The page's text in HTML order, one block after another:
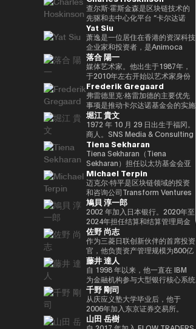
竞选第三个任期进步党代表选举。
他被任命为该党代理秘书长，在平
成29年（2017年）的第48届众议
院选举中获得82,345张选票，并
当选第四任期（由香川县第二区希
望党正式批准），并竞选希望党联
合代表选举。希望党代表（11
月-）平成30年（2018年）全国民
主党联合代表（5月至9月）全国
民主党代表（9月〜）新国民民主
党通过令和2（2020）支部党成立
并成为代表（9月）（9月），在
令和3（2021）第49届众议院选
举的第49届众议院选举中获得
94,530张选票，当选为众议员到
目前为止，第 5 学期
2025.05.01。8月财政部（现为财
务部）在职1997/7至1999/6借调
至外务省（中东第一司）
20007/2001/6 金融厅证券交易监
督委员会 2001/7 至 2002/6 国税
厅大阪国税局总务科科长 2002/7
至 2005/6（负责特别任务的部长
官专家）2005/7 至 2005/8 财政
部首席审计局
责信息技术）大臣、国土、基础设
施、运输和旅游、内阁常务委员会
主席等职务，并以自民党信息技术
战略和特别任务委员会主席的身份
领导自民党的信息技术政策。平成
30/10年第四届安倍改组内阁中任
命了信息技术大臣和负责特殊任务
（科学和技术/知识产权战略/酷日
本战略/太空政策）的部长。负责
数字改革的部长在Reiwa 2的须贺
内阁中就职。第一任数字事务部长
在Reiwa 3就职。现任自民党公共
关系部主任兼数字社会促进部经
理。
と共同事業を行う。報道・討論・
お笑い・アート・ファッションな
ど多様な動画や雑誌の企画や出演
にも関わる。著書『22世紀の資
本主義：やがてお金は絶滅する』
『22世紀の民主主義：選挙はア
ルゴリズムになり、政治家はネコ
になる』、番組「成田悠輔と愛す
べき非生産性の世界」「夜明け前
のPLAYERS」「成田悠輔の聞か
れちゃいけない話」「walk」
「書く気がおきない」など。
DAOTRON的创始人，以及全球
最大的加密货币交易所之一HTX的
顾问。 他也被称为阿里巴巴创始
人马云培育的人，成为 2025/4 年
全球数字资产行业最著名和最有影
响力的人物之一，登上了《福布
斯》杂志的封面。 此外，它在国
际上获得了高度赞誉，例如多次入
选福布斯 “30岁以下30人（消费技
术部门）”。 2025/8 年，我登上
了 “蓝色起源 NS-34” 任务，并作
为世界上第 712 位宇航员前往太
空。 他的兴趣涵盖科技、投资、
艺术、慈善、游戏和太空探索。
查尔斯·霍斯金森是区块链技术的
先驱和去中心化平台 “卡尔达诺
（卡尔达诺）” 的创始人。他最初
是以太坊的联合创始人之一，在数
学逻辑和密码学方面有着深厚的背
景。卡尔达诺的特点是在学术研究
和同行评审的基础上开发的，旨在
促进金融普惠和智能合约。目前，
他以输入输出全球（IOG）首席执
行官的身份领导卡尔达诺的技术开
发。
Yat Siu
萧逸是一位居住在香港的资深科技
企业家和投资者，是Animoca
Brands的联合创始人兼执行主
席。Animoca Brands是区块链和
游戏领域的全球领导者，其使命是
为全球游戏玩家和互联网用户提供
数字产权。通过这样做，我们的目
标是实现一个更公平的数字框架，
这将有助于建立新的资产类别、边
玩边赚的经济和开放的元宇宙。
Yat 于 1990 年在德国雅达利开始
了他的职业生涯。1995年，他移
居香港，创立了香港
Cybercity/Freenation，这是亚
洲第一个免费网页和免费电子邮件
服务提供商。1998 年，他创立了
Outblaze，该公司被公认为多语
言白标网络服务的先驱。
Outblaze的消息业务于2009年被
出售给了IBM，然后Outblaze转
变为孵化器，旨在促进在数字娱乐
领域开发服务和产品的项目和公
司。Animoca Brands就是这样一
家孵化公司，它成立于2014年。
2017 年，我们建立了道尔顿学习
实验室，这是一个课后数字实验
室，旨在培养发散思维和设计思维
等技能，而这些技能在传统教育体
系中并不受到重视。他还是
ThinkBlaze的创始人，
落合 陽一
媒体艺术家。他出生于1987年，
于2010年左右开始以艺术家身份
工作。她的作品以物化、转型和对
边界地区群众的钦佩为主题。筑波
大学/东京大学副教授，2025年日
本国际博览会（大阪/关西世博
会）主题项目制作人。写真集《渴
望弥撒（2019年阿曼那）》和
NFT作品《波浪的再数字化
（2021年基金会）》等获得了
2016年PrixarElectronica荣誉
奖、欧盟的StartsPrize和2019年
SXSWCreative
ExperienceArrowardsCreative
ExperienceArrowards。《阿波
罗》杂志40岁以下40位艺术与科
技，亚洲数字艺术奖卓越奖，以及
日本媒体艺术节艺术部评审委员会
推荐的许多作品。
Frederik Gregaard
弗雷德里克·格雷加德的主要优先
事项是推动卡尔达诺基金会的实施
战略，领导每项使命的整合和执
行，并实现快速价值创造，以使用
卡尔达诺实现包容性和公平的增
长。在加入基金会之前，他在瑞士
和斯堪的纳维亚国家工作了17年
以上，在专业服务和金融行业工
作，专注于资本市场、数字资产管
理、私人银行和交易基础设施。
堀江 貴文
1972 年 10 月 29 日出生于福冈。
商人。SNS Media & Consulting
Co., Ltd. 的创始人目前，他们活
跃于火箭开发、应用生产以及作为
预防医学促进协会对人们进行预防
医学教育等各个领域。会员制在线
沙龙 “堀江隆文创新大学（HIU）”
正在开发各种项目，拥有近700名
会员。
http://salon.horiemon.com 这
本书《如果你花钱，就用它来保护
自己的身体》。“CHATGPT 与
“没有未来工作的人”、“2035 年日
本堀右卫门在 10 年后对未来的完
整预测” 等
Tiena Sekharan
Tiena Sekharan（Tiena
Sekharan）担任以太坊基金会亚
太地区（APAC）地区机构负责
人，并通过促进企业领域的采用来
领导以太坊生态系统的发展。他的
职业生涯始于传统金融行业，曾担
任雷曼兄弟、法国巴黎银行和摩根
大通等重要职位。在加入以太坊基
金会之前，我属于摩根大通的区块
链部门KineXYS，负责推广摩根大
通硬币和代币化存款等产品。
Michael Terpin
迈克尔·特平是区块链领域的投资
和咨询公司Transform Ventures
的创始人兼首席执行官，同时也是
Supercycle Genesis Partners,
LP的首席执行官兼首席投资官
（CIO）。该基金是世界上第一个
专门研究比特币的算法加密资产对
冲基金，它建立了一个投资假设，
即比特币每个周期都以高价出售，
并以最低价格回购更多比特币。
Turpin是一位经验丰富的高管，作
为连续创业者和投资者活跃了超过
35年，并成功退出多次。基于这
一往绩，成立了位于波多黎各的家
族办公室Transform Capital。他
鳩貝 淳一郎
2002 年加入日本银行。2020年至
2024年担任结算和结算管理局金
融科技小组负责人。2024-2025
年，金融科技中心副主任兼数字货
币验证组负责人。他从 2025/7 年
起被借调，目前担任现任职务。自
2025/4以来，他一直是东京大学
经济学研究生院CARF的受邀研究
员。翻译内容包括 “比特币和区块
链：支持加密货币的技术”（NTT
Publishing）和 “掌握以太坊——
构建智能合约和去中心化应用程
佐野 尚志
作为三菱日联创新伙伴的首席投资
官，他负责资产管理规模为800亿
日元的基金中的创业投资和业务发
展，主要是在日本、美国和亚洲。
在加入MUIP之前，他曾在独立风
险投资公司Global Brain参与国内
和国际创业投资和CVC管理。在
此之前，他在索尼担任品类经理，
经营海外业务，负责为技术投资和
藤井 達人
自 1998 年以来，他一直在 IBM
为金融机构参与大型银行核心系统
开发和咨询服务。在微软工作后，
他参与了三菱日联金融集团的创新
业务并领导了DX项目。在AU
Financial Holdings担任执行官、
千野 剛司
从庆应义塾大学毕业后，他于
2006年加入东京证券交易所。
2008年金融危机后，他参与了债
山田 岳樹